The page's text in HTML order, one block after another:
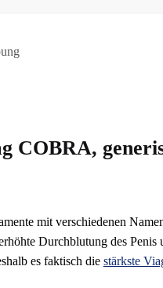
COBRA,
mit verschiedenen
Durchblutung des
es faktisch die stärkste